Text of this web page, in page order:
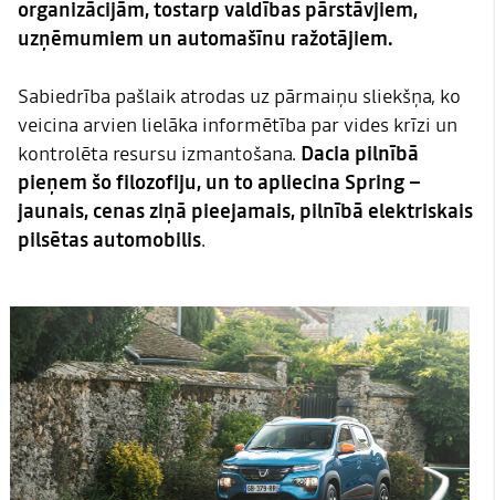
organizācijām, tostarp valdības pārstāvjiem,
uzņēmumiem un automašīnu ražotājiem.
Sabiedrība pašlaik atrodas uz pārmaiņu sliekšņa, ko
veicina arvien lielāka informētība par vides krīzi un
kontrolēta resursu izmantošana. Dacia pilnībā
pieņem šo filozofiju, un to apliecina Spring –
jaunais, cenas ziņā pieejamais, pilnībā elektriskais
pilsētas automobilis.